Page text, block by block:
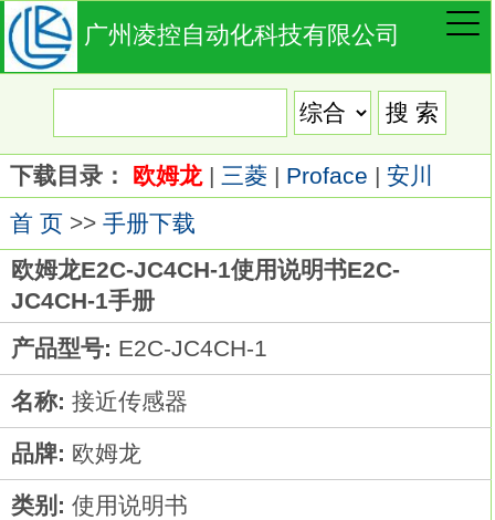
广州凌控自动化科技有限公司
下载目录： 欧姆龙| 三菱| Proface | 安川
首 页>> 手册下载
欧姆龙E2C-JC4CH-1使用说明书E2C-
JC4CH-1手册
产品型号: E2C-JC4CH-1
名称: 接近传感器
品牌: 欧姆龙
类别: 使用说明书